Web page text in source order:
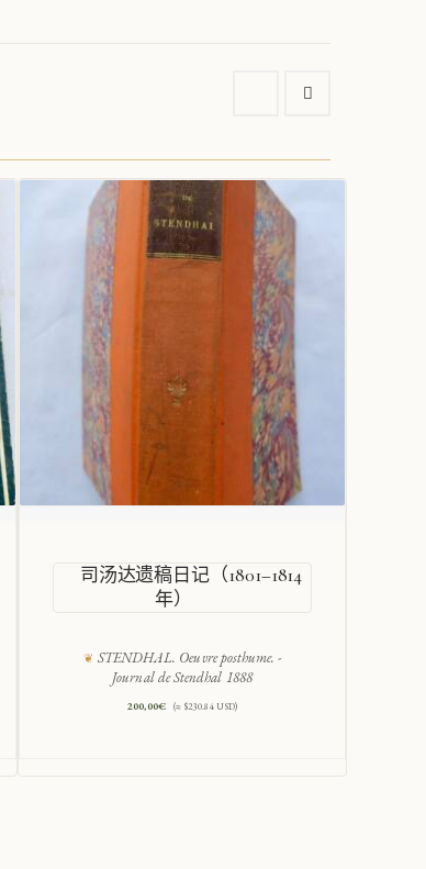
司汤达遗稿日记（1801–1814
年）
STENDHAL. Oeuvre posthume. -
Journal de Stendhal 1888
200,00€ (≈ $230.84 USD)